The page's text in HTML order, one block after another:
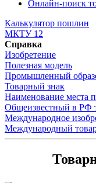
Онлайн-поиск
Калькулятор пошлин
МКТУ 12
Справка
Изобретение
Полезная модель
Промышленный
Товарный знак
Наименование места
Общеизвестный в РФ
Международное
Международный